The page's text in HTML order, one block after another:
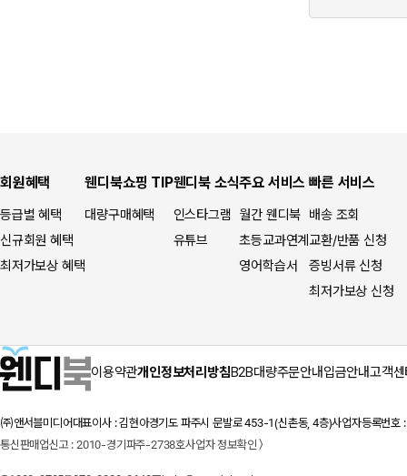
회원혜택
등급별 혜택
신규회원 혜택
최저가보상 혜택
웬디북쇼핑 TIP
대량구매혜택
웬디북 소식
인스타그램
유튜브
주요 서비스
월간 웬디북
초등교과연계
영어학습서
빠른 서비스
배송 조회
교환/반품 신청
증빙서류 신청
최저가보상 신청
이용약관개인정보처리방침B2B대량주문안내입금안내고객
㈜앤서블미디어대표이사 : 김현아경기도 파주시 문발로 453-1(신촌동, 4층)사업자등록번
통신판매업신고 : 2010-경기파주-2738호사업자 정보확인 〉